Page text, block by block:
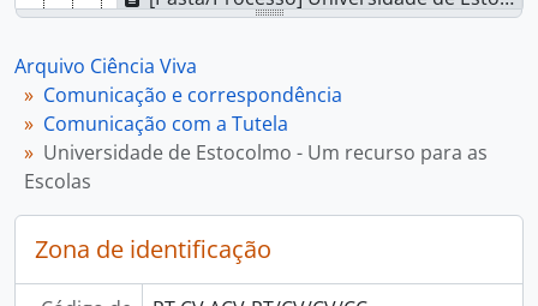
[Pasta/Processo] Programa comunitário INNOVATION, 1997
[Pasta/Processo] Utilização do Forte de Oitavos para Centro de Divulgação Científica MCT, 1998
[Pasta/Processo] Informação sobre Ciência e Tecnologia, 1997
[Pasta/Processo] Exposição "Cogumelos: quadros de um mundo estranho", 1997 - 1998
[Pasta/Processo] II Ciclo de Conferências do Museu de História Natural, 1997
[Pasta/Processo] PRAXIS XXI, 1997
[Pasta/Processo] Semana Europeia da Cultura Científica e Tecnológica, 1998
[Pasta/Processo] Recursos de projetos financiados com redução - Programa Ciência Viva II, 1998
Arquivo Ciência Viva
Comunicação e correspondência
Comunicação com a Tutela
Universidade de Estocolmo - Um recurso para as
Escolas
Zona de identificação